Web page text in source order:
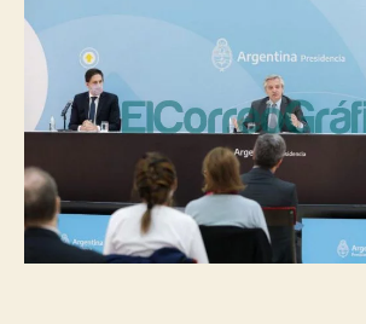
la
la